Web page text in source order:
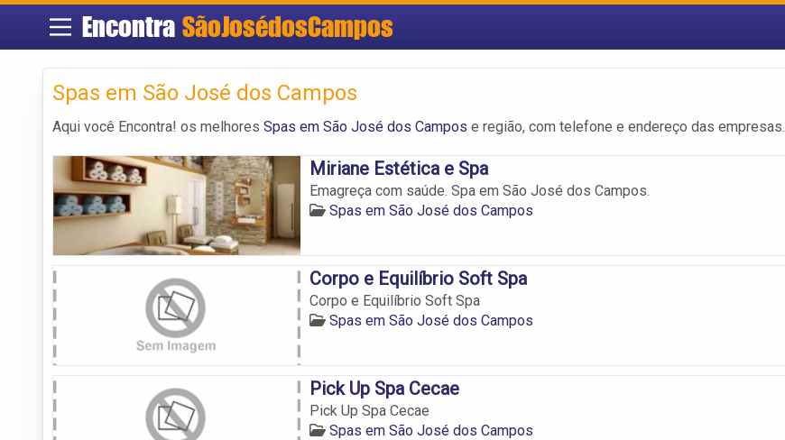
Encontra SãoJosédosCampos
Spas em São José dos Campos
Aqui você Encontra! os melhores Spas em São José dos Campos e região, com telefone e endereço das empresas.
Miriane Estética e Spa
Emagreça com saúde. Spa em São José dos Campos.
Spas em São José dos Campos
Corpo e Equilíbrio Soft Spa
Corpo e Equilíbrio Soft Spa
Spas em São José dos Campos
Pick Up Spa Cecae
Pick Up Spa Cecae
Spas em São José dos Campos